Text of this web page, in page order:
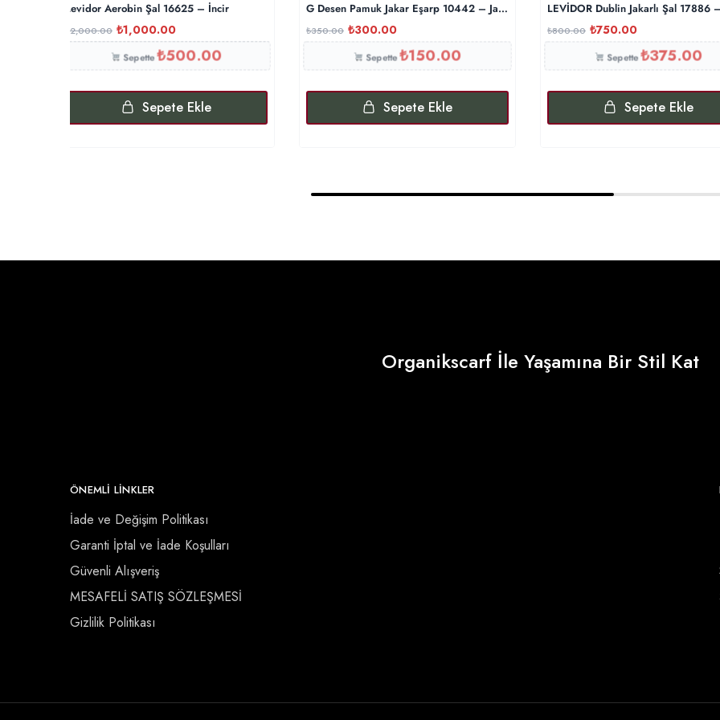
Levidor Aerobin Şal 16625 – İncir
2,000.00 ₺1,000.00
Sepette₺500.00
Sepete Ekle
G Desen Pamuk Jakar Eşarp 10442 – Japon Kirazı
₺350.00 ₺300.00
Sepette₺150.00
Sepete Ekle
LEVİDOR Dublin Jakarlı Şal 17886 –
₺800.00 ₺750.00
Sepette₺375.00
Sepete Ekle
Organikscarf İle Yaşamına Bir Stil Kat
ÖNEMLI LINKLER
İade ve Değişim Politikası
Garanti İptal ve İade Koşulları
Güvenli Alışveriş
MESAFELİ SATIŞ SÖZLEŞMESİ
Gizlilik Politikası